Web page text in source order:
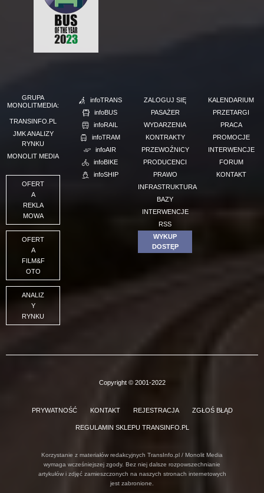
GRUPA
MONOLITMEDIA:
TRANSINFO.PL
JMK ANALIZY
RYNKU
MONOLIT MEDIA
OFERT
A
REKLA
MOWA
OFERT
A
FILM&F
OTO
ANALIZ
Y
RYNKU
infoTRANS
infoBUS
infoRAIL
infoTRAM
infoAIR
infoBIKE
infoSHIP
ZALOGUJ SIĘ
PASAŻER
WYDARZENIA
KONTRAKTY
PRZEWOŹNICY
PRODUCENCI
PRAWO
INFRASTRUKTURA
BAZY
INTERWENCJE
RSS
WYKUP
DOSTĘP
KALENDARIUM
PRZETARGI
PRACA
PROMOCJE
INTERWENCJE
FORUM
KONTAKT
Copyright © 2001-2022
PRYWATNOŚĆ KONTAKT REJESTRACJA ZGŁOŚ BŁĄD
REGULAMIN SKLEPU TRANSINFO.PL
Korzystanie z materiałów redakcyjnych TransInfo.pl / Monolit Media
wymaga wcześniejszej zgody. Bez niej dalsze rozpowszechnianie
artykułów i zdjęć zamieszczonych na naszych stronach internetowych
jest zabronione.